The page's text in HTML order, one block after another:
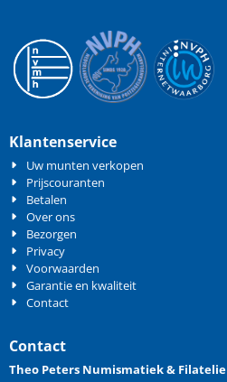
Klantenservice
Uw munten verkopen
Prijscouranten
Betalen
Over ons
Bezorgen
Privacy
Voorwaarden
Garantie en kwaliteit
Contact
Contact
Theo Peters Numismatiek & Filatelie